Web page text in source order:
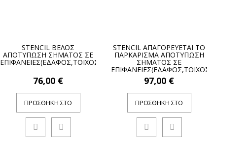
STENCIL ΒΕΛΟΣ
ΑΠΟΤΥΠΩΣΗ ΣΗΜΑΤΟΣ ΣΕ
ΕΠΙΦΑΝΕΙΕΣ(ΕΔΑΦΟΣ,ΤΟΙΧΟΣ)
76,00 €
ΠΡΟΣΘΉΚΗ ΣΤΟ
STENCIL ΑΠΑΓΟΡΕΥΕΤΑΙ ΤΟ
ΠΑΡΚΑΡΙΣΜΑ ΑΠΟΤΥΠΩΣΗ
ΣΗΜΑΤΟΣ ΣΕ
ΕΠΙΦΑΝΕΙΕΣ(ΕΔΑΦΟΣ,ΤΟΙΧΟΣ)
97,00 €
ΠΡΟΣΘΉΚΗ ΣΤΟ